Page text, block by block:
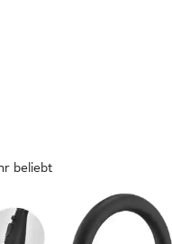
beliebt
Hochdruck